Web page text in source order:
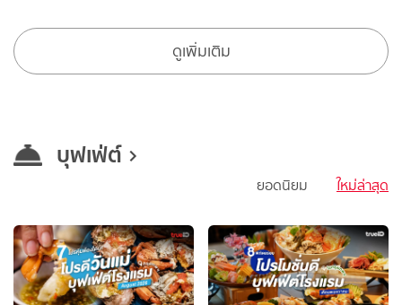
ดูเพิ่มเติม
บุฟเฟ่ต์
ใหม่ล่าสุด
ยอดนิยม